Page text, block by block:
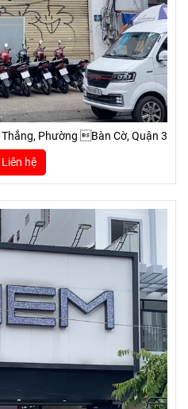
Phường Bàn Cờ, Quận 3
Liên hệ